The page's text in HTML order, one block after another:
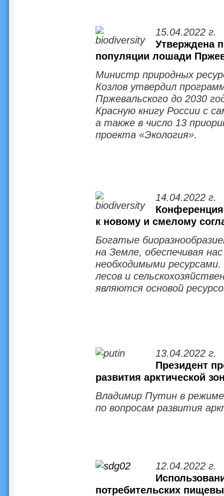
15.04.2022 г.
Утверждена
популяции лошади
Министр природных
Козлов утвердил
Пржевальского до 2030
Красную книгу России с
а также в число 13
проекта «Экология».
14.04.2022 г.
к новому и смелому
Богатые
на Земле, обеспечивая
необходимыми
лесов и
являются основой
13.04.2022 г.
Президент
развития арктической
Владимир Путин в
по вопросам развития
12.04.2022 г.
потребительских